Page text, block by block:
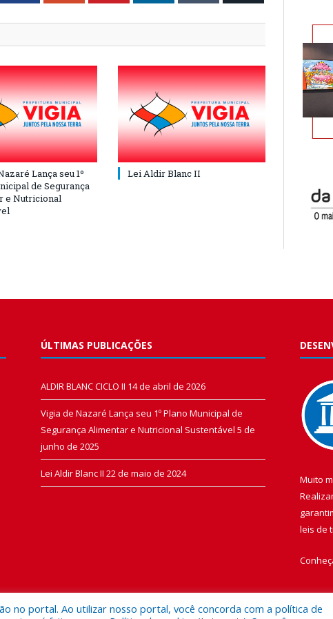
Lança seu 1º
de Segurança
e Nutricional
Lei Aldir Blanc II
ÚLTIMAS PUBLICAÇÕES
ALDIR BLANC CICLO II 14 de abril de 2026
Vigia de Nazaré Lança seu 1º Plano Municipal de
Segurança Alimentar e Nutricional Sustentável 5 de
junho de 2025
Lei Aldir Blanc II 22 de maio de 2024 Muito
leis de
no portal. Ao utilizar nosso portal, você concorda com a política de